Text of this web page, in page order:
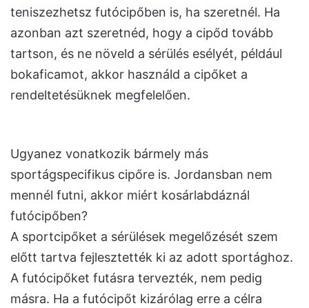
teniszezhetsz futócipőben is, ha szeretnél. Ha
azonban azt szeretnéd, hogy a cipőd tovább
tartson, és ne növeld a sérülés esélyét, például
bokaficamot, akkor használd a cipőket a
rendeltetésüknek megfelelően.
Ugyanez vonatkozik bármely más
sportágspecifikus cipőre is. Jordansban nem
mennél futni, akkor miért kosárlabdáznál
futócipőben?
A sportcipőket a sérülések megelőzését szem
előtt tartva fejlesztették ki az adott sportághoz.
A futócipőket futásra tervezték, nem pedig
másra. Ha a futócipőt kizárólag erre a célra